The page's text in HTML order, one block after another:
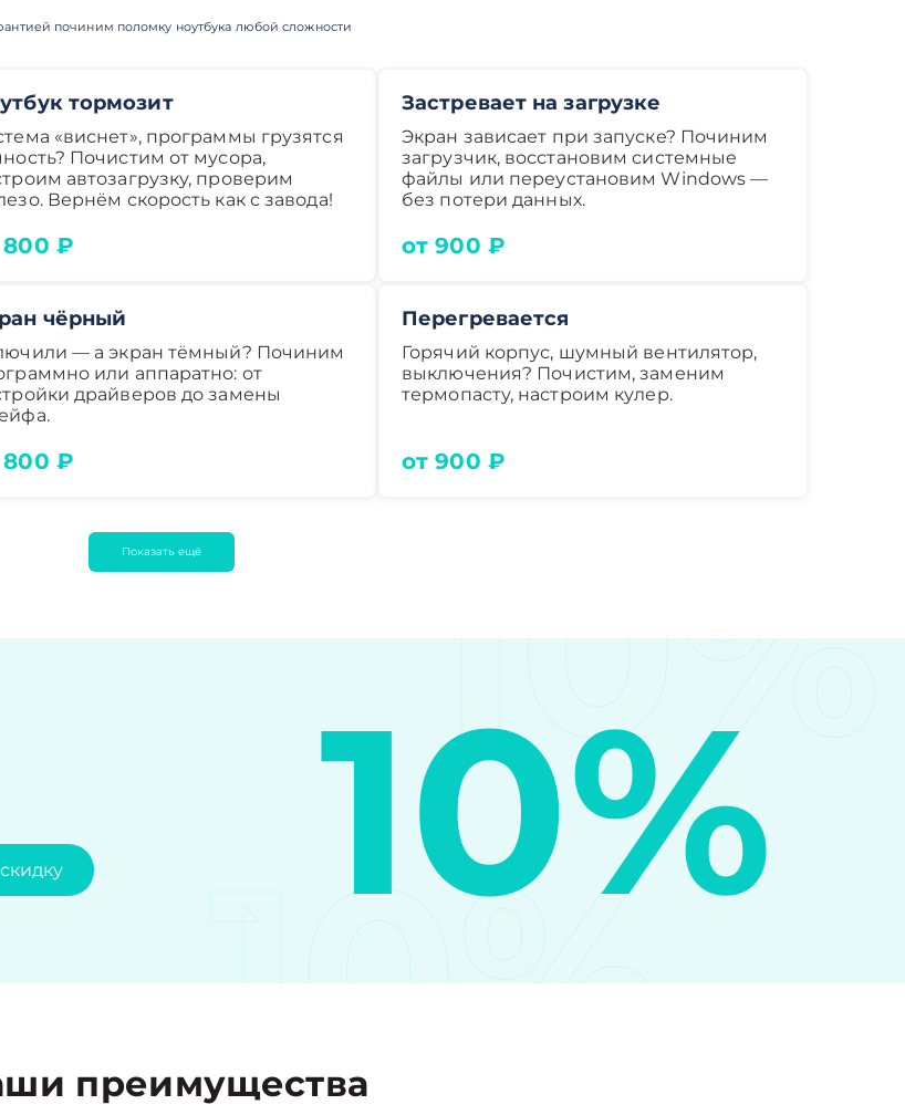
починим поломку ноутбука любой сложности
тормозит
«виснет», программы грузятся
Почистим от мусора,
автозагрузку, проверим
Вернём скорость как с завода!
800 ₽
Застревает на загрузке
Экран зависает при запуске? Починим
загрузчик, восстановим системные
файлы или переустановим Windows —
без потери данных.
от 900 ₽
чёрный
— а экран тёмный? Починим
или аппаратно: от
драйверов до замены
800 ₽
Перегревается
Горячий корпус, шумный вентилятор,
выключения? Почистим, заменим
термопасту, настроим кулер.
от 900 ₽
Показать ещё
10%
10%
10%
преимущества